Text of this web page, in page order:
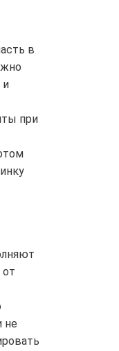
в
и
при
от
не